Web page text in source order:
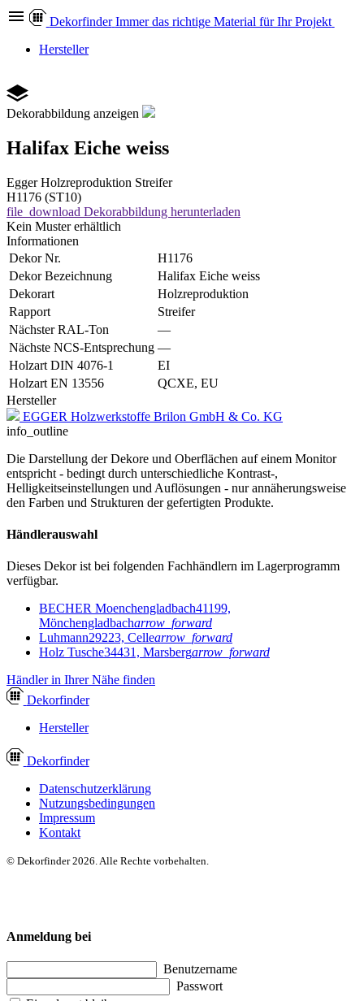
Dekorfinder Immer das richtige Material für Ihr Projekt
Hersteller
Dekorabbildung anzeigen
Halifax Eiche weiss
Egger Holzreproduktion Streifer
H1176 (ST10)
file_download Dekorabbildung herunterladen
Kein Muster erhältlich
Informationen
Dekor Nr.
H1176
Dekor Bezeichnung
Halifax Eiche weiss
Dekorart
Holzreproduktion
Rapport
Streifer
Nächster RAL-Ton
—
Nächste NCS-Entsprechung —
Holzart DIN 4076-1
EI
Holzart EN 13556
QCXE, EU
Hersteller
EGGER Holzwerkstoffe Brilon GmbH & Co. KG
info_outline
Die Darstellung der Dekore und Oberflächen auf einem Monitor
entspricht - bedingt durch unterschiedliche Kontrast-,
Helligkeitseinstellungen und Auflösungen - nur annäherungsweise
den Farben und Strukturen der gefertigten Produkte.
Händlerauswahl
Dieses Dekor ist bei folgenden Fachhändlern im Lagerprogramm
verfügbar.
BECHER Moenchengladbach41199,
Mönchengladbacharrow_forward
Luhmann29223, Cellearrow_forward
Holz Tusche34431, Marsbergarrow_forward
Händler in Ihrer Nähe finden
Dekorfinder
Hersteller
Dekorfinder
Datenschutzerklärung
Nutzungsbedingungen
Impressum
Kontakt
© Dekorfinder 2026. Alle Rechte vorbehalten.
Anmeldung bei
Benutzername
Passwort